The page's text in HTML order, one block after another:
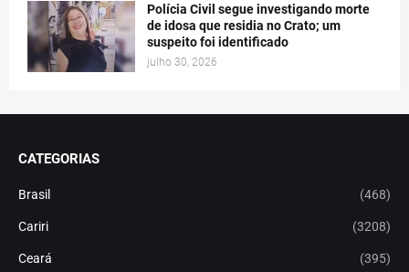
Polícia Civil segue investigando morte
de idosa que residia no Crato; um
suspeito foi identificado
julho 30, 2026
CATEGORIAS
Brasil (468)
Cariri (3208)
Ceará (395)